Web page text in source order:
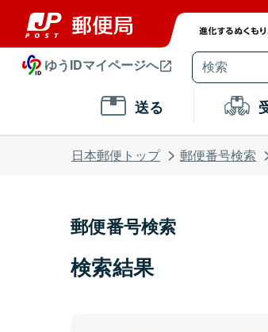
ゆうIDマイページへ
送る
日本郵便トップ 郵便番号検索
郵便番号検索
検索結果